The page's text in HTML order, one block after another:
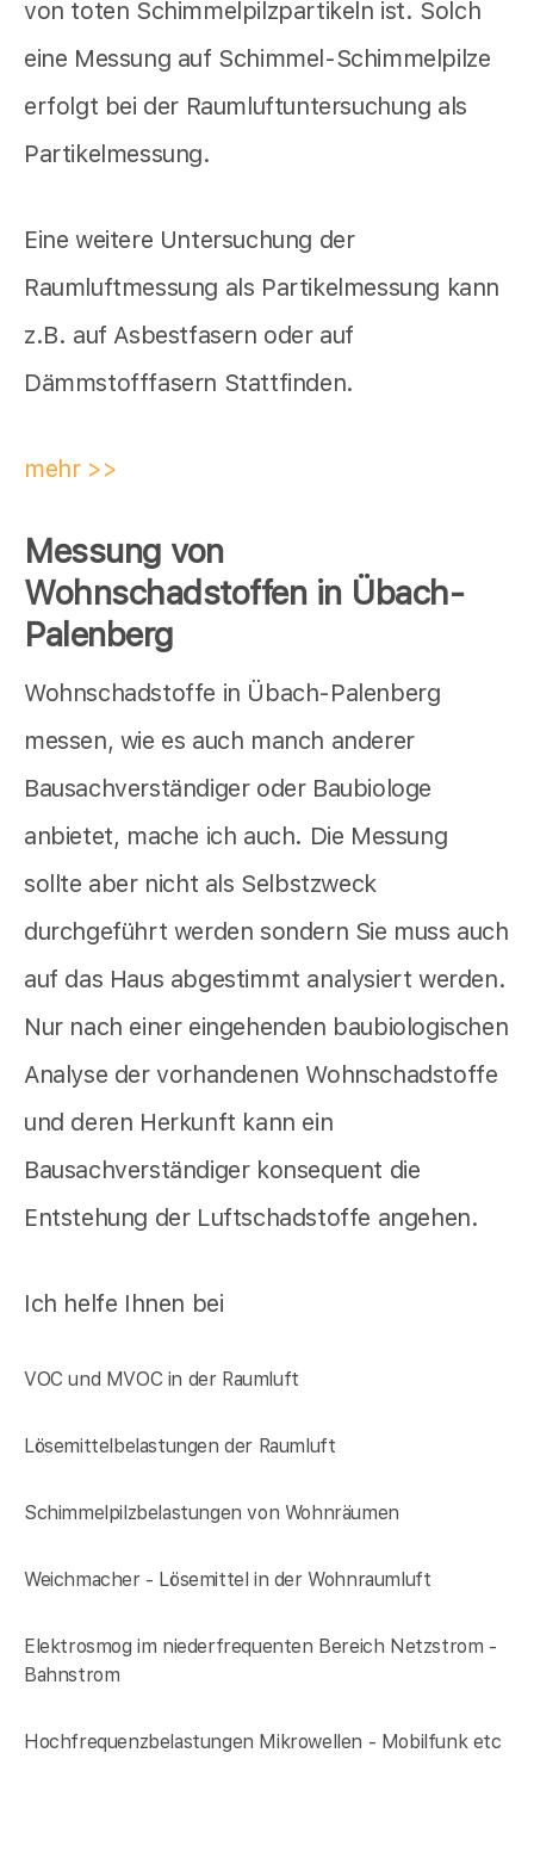
von toten Schimmelpilzpartikeln ist. Solch
eine Messung auf Schimmel-Schimmelpilze
erfolgt bei der Raumluftuntersuchung als
Partikelmessung.
Eine weitere Untersuchung der
Raumluftmessung als Partikelmessung kann
z.B. auf Asbestfasern oder auf
Dämmstofffasern Stattfinden.
mehr >>
Messung von
Wohnschadstoffen in Übach-
Palenberg
Wohnschadstoffe in Übach-Palenberg
messen, wie es auch manch anderer
Bausachverständiger oder Baubiologe
anbietet, mache ich auch. Die Messung
sollte aber nicht als Selbstzweck
durchgeführt werden sondern Sie muss auch
auf das Haus abgestimmt analysiert werden.
Nur nach einer eingehenden baubiologischen
Analyse der vorhandenen Wohnschadstoffe
und deren Herkunft kann ein
Bausachverständiger konsequent die
Entstehung der Luftschadstoffe angehen.
Ich helfe Ihnen bei
VOC und MVOC in der Raumluft
Lösemittelbelastungen der Raumluft
Schimmelpilzbelastungen von Wohnräumen
Weichmacher - Lösemittel in der Wohnraumluft
Elektrosmog im niederfrequenten Bereich Netzstrom -
Bahnstrom
Hochfrequenzbelastungen Mikrowellen - Mobilfunk etc